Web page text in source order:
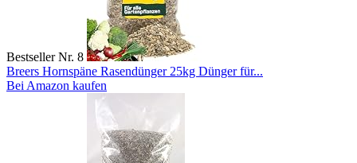
Bestseller Nr. 8
Breers Hornspäne Rasendünger 25kg Dünger für...
Bei Amazon kaufen